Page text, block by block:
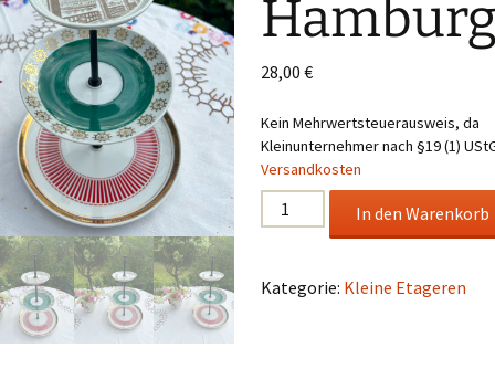
28,00€
Kein Mehrwertsteuerausweis, da
Kleinunternehmer nach §19 (1)
Versandkosten
Etagere
Hamburg
Menge
In den Warenkorb
Kategorie: Kleine Etageren